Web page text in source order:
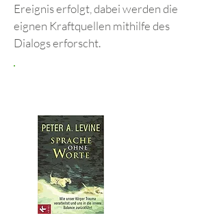
Ereignis erfolgt, dabei werden die
eignen Kraftquellen mithilfe des
Dialogs erforscht.